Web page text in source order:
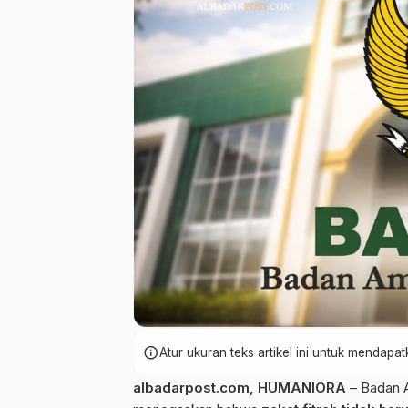
infoAtur ukuran teks artikel ini untuk
albadarpost.com, HUMANIORA – Badan